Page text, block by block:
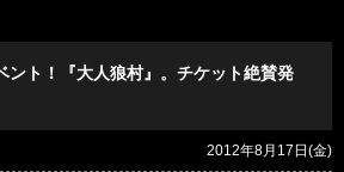
ント！『大人狼村』。チケット絶賛発
2012年8月17日(金)